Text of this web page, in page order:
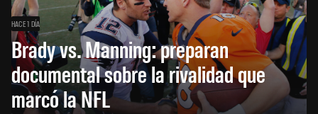
HACE 1 DÍA
Brady vs. Manning: preparan
documental sobre la rivalidad que
marcó la NFL